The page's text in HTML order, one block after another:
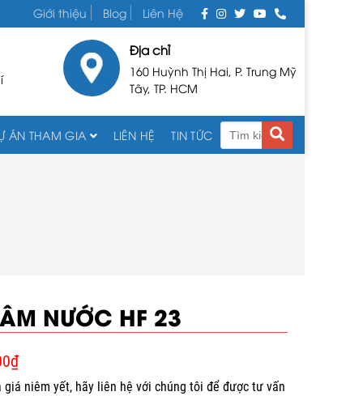
Giới thiệu Blog Liên Hệ
Địa chỉ
160 Huỳnh Thị Hai, P. Trung Mỹ
Tây, TP. HCM
ÁN THAM GIA LIÊN HỆ TIN TỨC
NƯỚC HF 23
₫
giá niêm yết, hãy liên hệ với chúng tôi để được tư vấn